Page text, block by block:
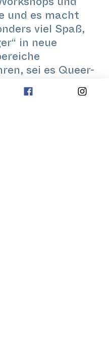
und
und es macht
viel Spaß,
in neue
sei es Queer-